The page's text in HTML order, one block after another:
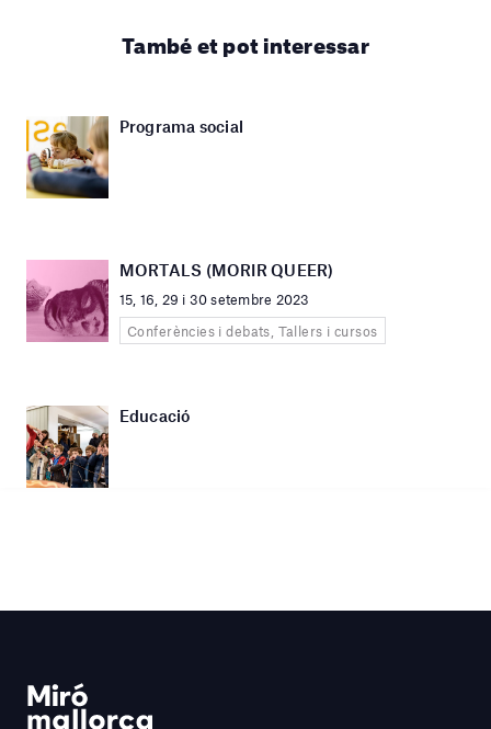
També et pot interessar
Programa social
MORTALS (MORIR QUEER)
15, 16, 29 i 30 setembre 2023
Conferències i debats, Tallers i cursos
Educació